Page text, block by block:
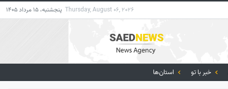
Thursday, August 06, 2026 پنجشنبه، 15 مرداد 1405
خبر با تو استان‌ها